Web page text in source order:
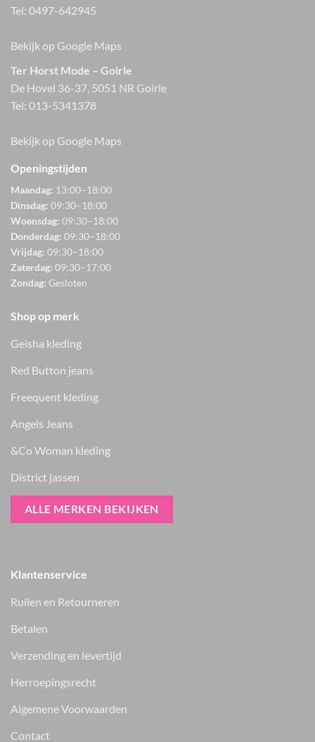
Tel: 0497-642945
Bekijk op Google Maps
Ter Horst Mode – Goirle
De Hovel 36-37, 5051 NR Goirle
Tel: 013-5341378
Bekijk op Google Maps
Openingstijden
Maandag: 13:00–18:00
Dinsdag: 09:30–18:00
Woensdag: 09:30–18:00
Donderdag: 09:30–18:00
Vrijdag: 09:30–18:00
Zaterdag: 09:30–17:00
Zondag: Gesloten
Shop op merk
Geisha kleding
Red Button jeans
Freequent kleding
Angels Jeans
&Co Woman kleding
District jassen
ALLE MERKEN BEKIJKEN
Klantenservice
Ruilen en Retourneren
Betalen
Verzending en levertijd
Herroepingsrecht
Algemene Voorwaarden
Contact